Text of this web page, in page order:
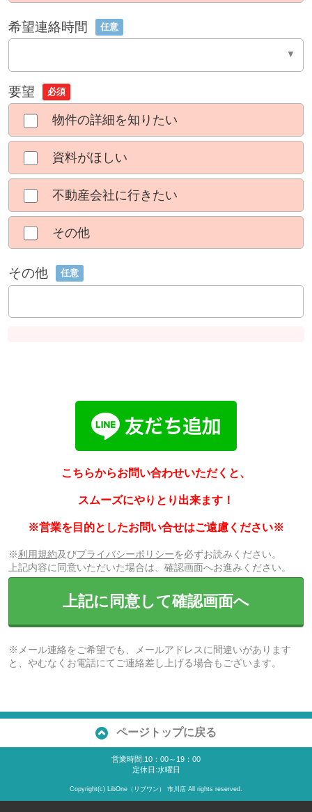
希望連絡時間 任意
要望 必須
物件の詳細を知りたい
資料がほしい
不動産会社に行きたい
その他
その他 任意
こちらからお問い合わせいただくと、
スムーズにやりとり出来ます！
※営業を目的としたお問い合せはご遠慮ください※
※利用規約及びプライバシーポリシーを必ずお読みください。
上記内容に同意いただいた場合は、確認画面へお進みください。
上記に同意して確認画面へ
※メール連絡をご希望でも、メールアドレスに間違いがあります
と、やむなくお電話にてご連絡差し上げる場合もございます。
ページトップに戻る
営業時間:10：00～19：00
定休日:水曜日
Copyright(c) LibOne（リブワン） 市川店 All rights reserved.